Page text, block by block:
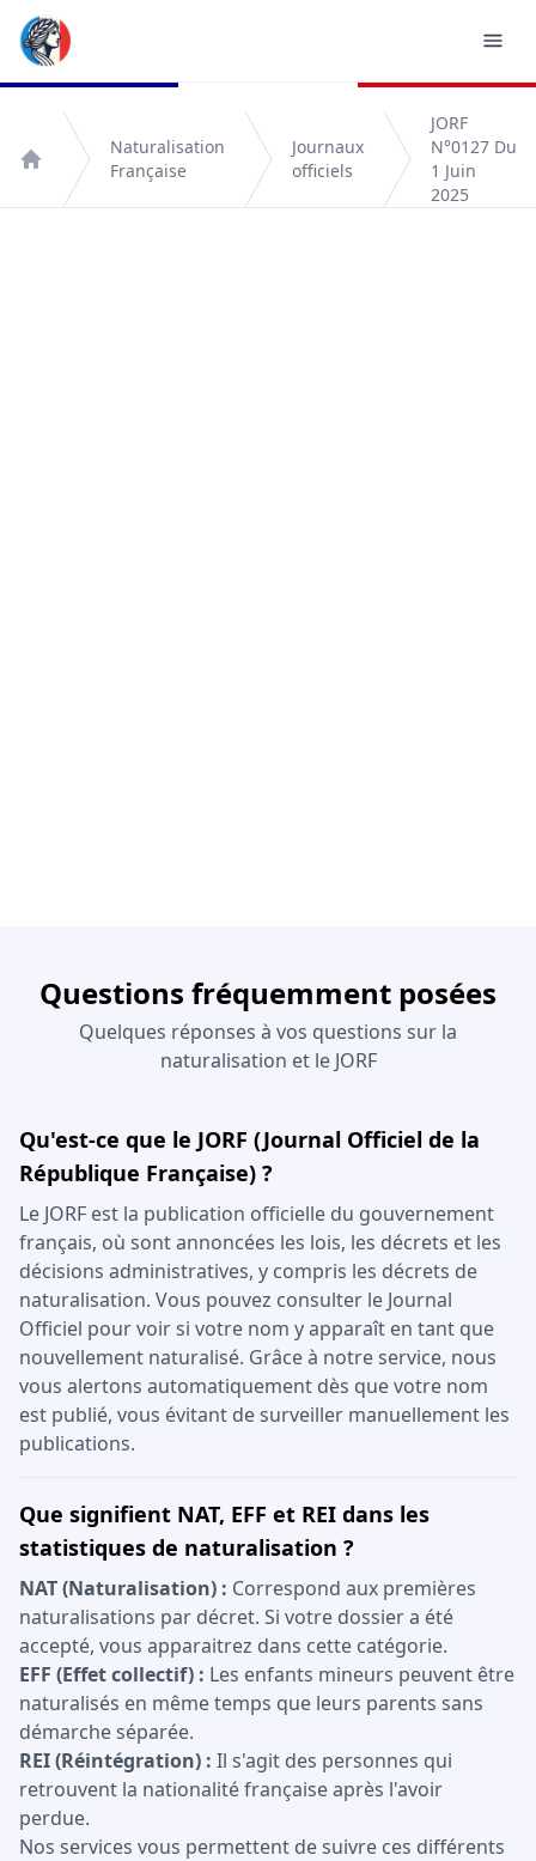
Accueil
Naturalisation
Française
Journaux
officiels
JORF
N°0127 Du
1 Juin
2025
Questions fréquemment posées
Quelques réponses à vos questions sur la
naturalisation et le JORF
Qu'est-ce que le JORF (Journal Officiel de la
République Française) ?
Le JORF est la publication officielle du gouvernement
français, où sont annoncées les lois, les décrets et les
décisions administratives, y compris les décrets de
naturalisation. Vous pouvez consulter le Journal
Officiel pour voir si votre nom y apparaît en tant que
nouvellement naturalisé. Grâce à notre service, nous
vous alertons automatiquement dès que votre nom
est publié, vous évitant de surveiller manuellement les
publications.
Que signifient NAT, EFF et REI dans les
statistiques de naturalisation ?
NAT (Naturalisation) : Correspond aux premières
naturalisations par décret. Si votre dossier a été
accepté, vous apparaitrez dans cette catégorie.
EFF (Effet collectif) : Les enfants mineurs peuvent être
naturalisés en même temps que leurs parents sans
démarche séparée.
REI (Réintégration) : Il s'agit des personnes qui
retrouvent la nationalité française après l'avoir
perdue.
Nos services vous permettent de suivre ces différents